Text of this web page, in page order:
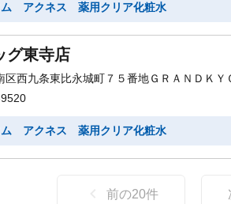
ム アクネス 薬用クリア化粧水
グ東寺店
区西九条東比永城町７５番地ＧＲＡＮＤＫＹ
ム アクネス 薬用クリア化粧水
前の20件